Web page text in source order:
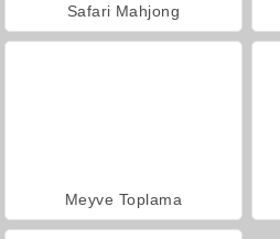
Safari Mahjong
Meyve Toplama